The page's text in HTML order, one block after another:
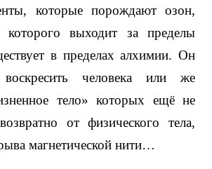
которые порождают озон,
которого выходит за пределы
в пределах алхимии. Он
человека или же
тело» которых ещё не
от физического тела,
магнетической нити…